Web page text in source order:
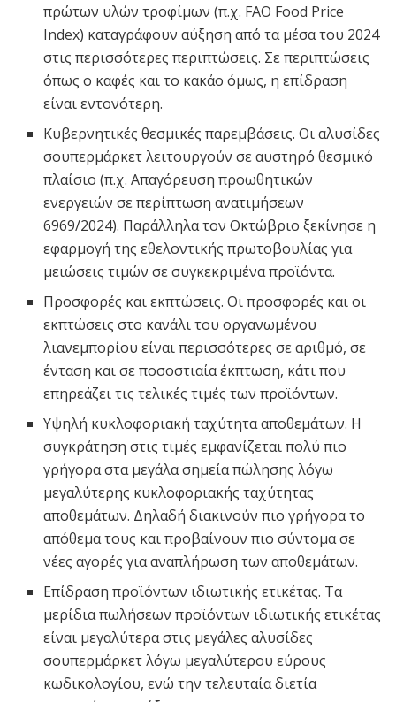
πρώτων υλών τροφίμων (π.χ. FAO Food Price
Index) καταγράφουν αύξηση από τα μέσα του 2024
στις περισσότερες περιπτώσεις. Σε περιπτώσεις
όπως ο καφές και το κακάο όμως, η επίδραση
είναι εντονότερη.
Κυβερνητικές θεσμικές παρεμβάσεις. Οι αλυσίδες
σουπερμάρκετ λειτουργούν σε αυστηρό θεσμικό
πλαίσιο (π.χ. Απαγόρευση προωθητικών
ενεργειών σε περίπτωση ανατιμήσεων
6969/2024). Παράλληλα τον Οκτώβριο ξεκίνησε η
εφαρμογή της εθελοντικής πρωτοβουλίας για
μειώσεις τιμών σε συγκεκριμένα προϊόντα.
Προσφορές και εκπτώσεις. Οι προσφορές και οι
εκπτώσεις στο κανάλι του οργανωμένου
λιανεμπορίου είναι περισσότερες σε αριθμό, σε
ένταση και σε ποσοστιαία έκπτωση, κάτι που
επηρεάζει τις τελικές τιμές των προϊόντων.
Υψηλή κυκλοφοριακή ταχύτητα αποθεμάτων. Η
συγκράτηση στις τιμές εμφανίζεται πολύ πιο
γρήγορα στα μεγάλα σημεία πώλησης λόγω
μεγαλύτερης κυκλοφοριακής ταχύτητας
αποθεμάτων. Δηλαδή διακινούν πιο γρήγορα το
απόθεμα τους και προβαίνουν πιο σύντομα σε
νέες αγορές για αναπλήρωση των αποθεμάτων.
Επίδραση προϊόντων ιδιωτικής ετικέτας. Τα
μερίδια πωλήσεων προϊόντων ιδιωτικής ετικέτας
είναι μεγαλύτερα στις μεγάλες αλυσίδες
σουπερμάρκετ λόγω μεγαλύτερου εύρους
κωδικολογίου, ενώ την τελευταία διετία